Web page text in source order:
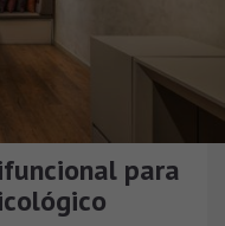
para